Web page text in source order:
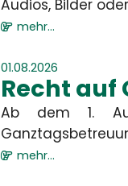
Audios, Bilder
mehr...
01.08.2026
Recht
Ab dem 1.
mehr...